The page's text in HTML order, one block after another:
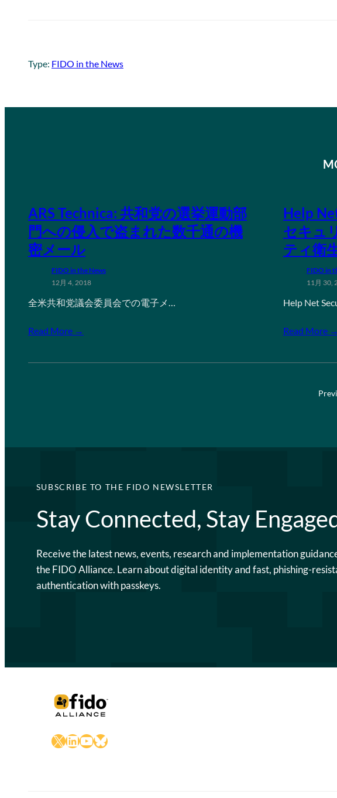
Type: FIDO in the News
ARS Technica: 共和党の選挙運動部
門への侵入で盗まれた数千通の機
密メール
FIDO in the News
12月 4, 2018
全米共和党議会委員会での電子メ…
Read More →
Help
セキュ
ティ衛
FIDO in
11月 30,
Help Net
Read More →
SUBSCRIBE TO THE FIDO NEWSLETTER
Stay Connected, Stay
Receive the latest news, events, research and implementation
the FIDO Alliance. Learn about digital identity and fast, phishing-
authentication with passkeys.
X LinkedIn
YouTube
Bluesky